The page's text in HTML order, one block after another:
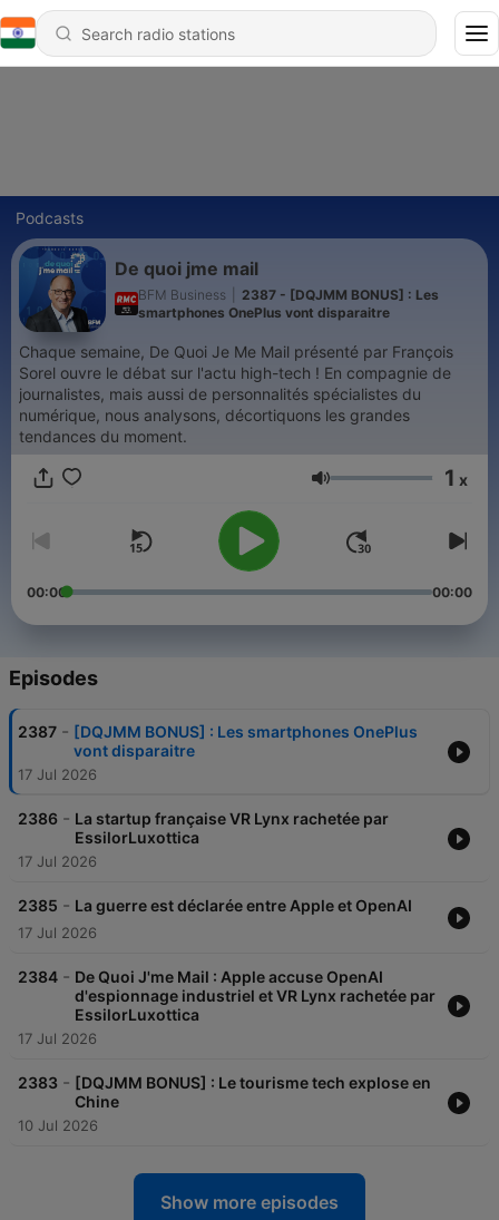
Podcasts
De quoi jme mail
BFM Business
2387 - [DQJMM BONUS] : Les
smartphones OnePlus vont disparaitre
Chaque semaine, De Quoi Je Me Mail présenté par François
Sorel ouvre le débat sur l'actu high-tech ! En compagnie de
journalistes, mais aussi de personnalités spécialistes du
numérique, nous analysons, décortiquons les grandes
tendances du moment.
Volume 1 x
00:00 00:00
Episodes
2387 - [DQJMM BONUS] : Les smartphones OnePlus
vont disparaitre
17 Jul 2026
2386 - La startup française VR Lynx rachetée par
EssilorLuxottica
17 Jul 2026
2385 - La guerre est déclarée entre Apple et OpenAI
17 Jul 2026
2384 - De Quoi J'me Mail : Apple accuse OpenAI
d'espionnage industriel et VR Lynx rachetée par
EssilorLuxottica
17 Jul 2026
2383 - [DQJMM BONUS] : Le tourisme tech explose en
Chine
10 Jul 2026
Show more episodes